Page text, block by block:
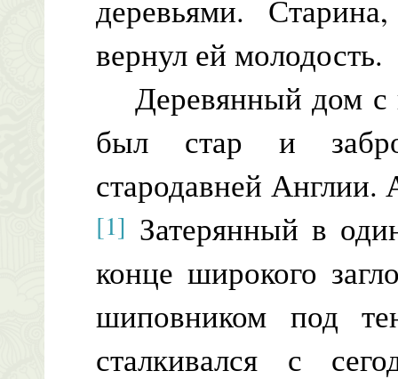
деревьями.
вернул ей молодость.
Деревянный дом с
был стар и
стародавней
[1] Затерянный в
конце широкого
шиповником под
сталкивался с